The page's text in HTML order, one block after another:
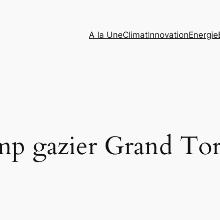
A la UneClimatInnovationEnergie
gazier Grand